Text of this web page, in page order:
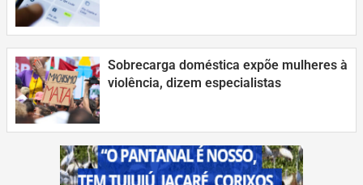
Sobrecarga doméstica expõe mulheres à
violência, dizem especialistas